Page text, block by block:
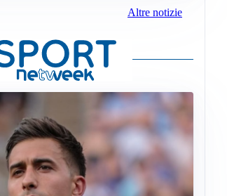
Altre notizie